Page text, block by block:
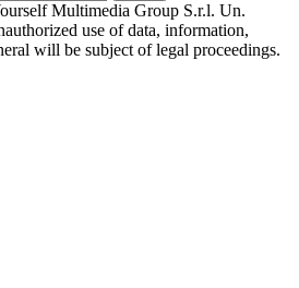
Multimedia Group S.r.l. Un.
use of data, information,
will be subject of legal proceedings.